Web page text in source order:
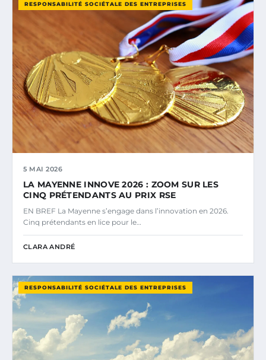
RESPONSABILITÉ SOCIÉTALE DES ENTREPRISES
5 MAI 2026
LA MAYENNE INNOVE 2026 : ZOOM SUR LES
CINQ PRÉTENDANTS AU PRIX RSE
EN BREF La Mayenne s’engage dans l’innovation en 2026.
Cinq prétendants en lice pour le…
CLARA ANDRÉ
RESPONSABILITÉ SOCIÉTALE DES ENTREPRISES